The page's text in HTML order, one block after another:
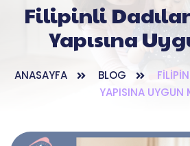
Filipinli
Yapısına
ANASAYFA BLOG
YAPISINA UYGUN